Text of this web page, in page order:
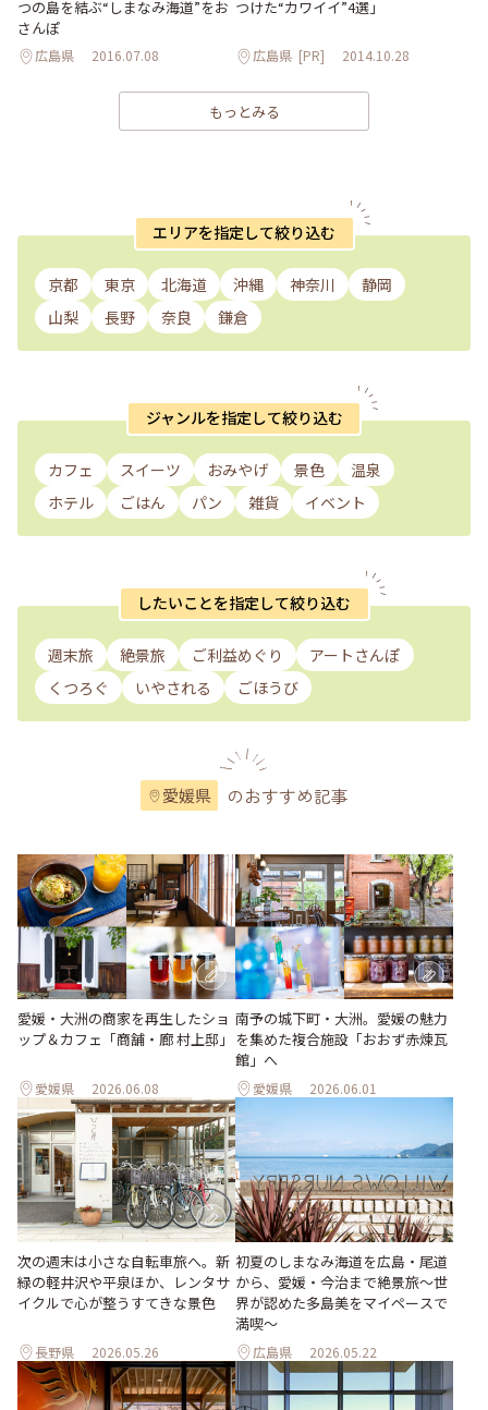
つの島を結ぶ“しまなみ海道”をお
さんぽ
広島県 2016.07.08
つけた“カワイイ”4選」
広島県 [PR] 2014.10.28
もっとみる
エリアを指定して絞り込む
京都 東京 北海道 沖縄 神奈川
静岡
山梨
長野 奈良 鎌倉
ジャンルを指定して絞り込む
カフェ スイーツ おみやげ 景色
温泉
ホテル
ごはん パン 雑貨 イベント
したいことを指定して絞り込む
週末旅 絶景旅 ご利益めぐり
アートさんぽ
くつろぐ
いやされる ごほうび
愛媛県 のおすすめ記事
愛媛・大洲の商家を再生したショ
ップ＆カフェ「商舗・廊 村上邸」
愛媛県 2026.06.08
南予の城下町・大洲。愛媛の魅力
を集めた複合施設「おおず赤煉瓦
館」へ
愛媛県 2026.06.01
次の週末は小さな自転車旅へ。新
緑の軽井沢や平泉ほか、レンタサ
イクルで心が整うすてきな景色
長野県 2026.05.26
初夏のしまなみ海道を広島・尾道
から、愛媛・今治まで絶景旅〜世
界が認めた多島美をマイペースで
満喫〜
広島県 2026.05.22